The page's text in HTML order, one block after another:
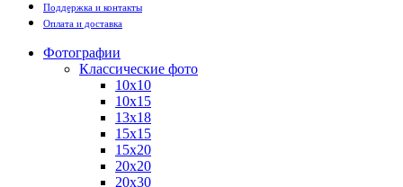
Поддержка и контакты
Оплата и доставка
Фотографии
Классические фото
10х10
10х15
13х18
15х15
15х20
20х20
20х30